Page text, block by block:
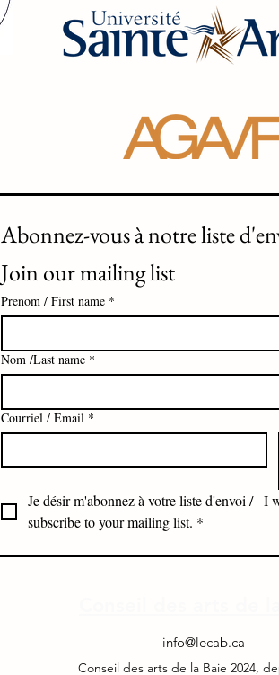
Join our mailing list
Prenom / First name *
Nom /Last name *
Courriel / Email *
Je désir m'abonnez à votre liste d'envoi /   I
subscribe to your mailing list. *
info@lecab.ca
Conseil des arts de la Baie 2024,